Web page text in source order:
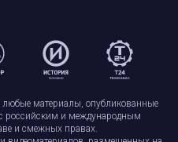
материалы, опубликованные
российским и международным
и смежных правах.